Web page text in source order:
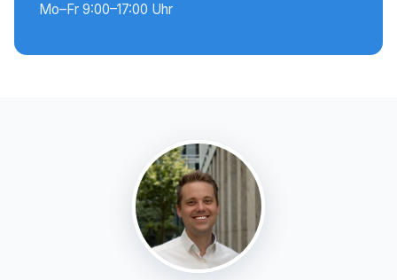
Mo–Fr 9:00–17:00 Uhr